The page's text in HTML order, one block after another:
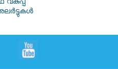
വകുപ്പ്